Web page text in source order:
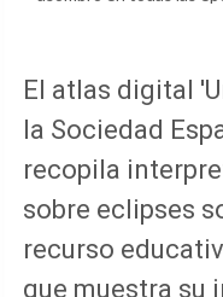
El atlas digital
la Sociedad
recopila
sobre eclipses
recurso
que muestra su